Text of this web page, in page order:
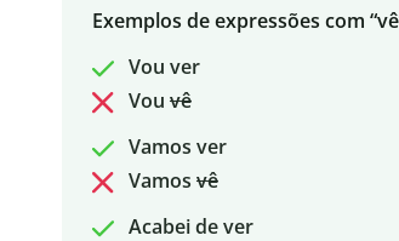
Exemplos de expressões com
Vou ver
Vou vê
Vamos ver
Vamos vê
Acabei de ver